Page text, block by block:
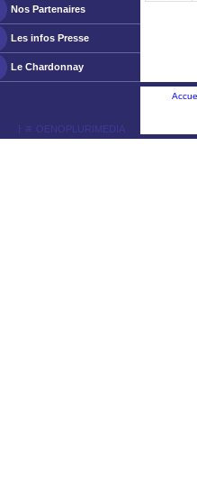
Nos Partenaires
Les infos Presse
Le Chardonnay
ￂﾮ OENOPLURIMEDIA